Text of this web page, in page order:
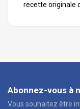
recette originale
Abonnez-vous à
Vous souhaitez être